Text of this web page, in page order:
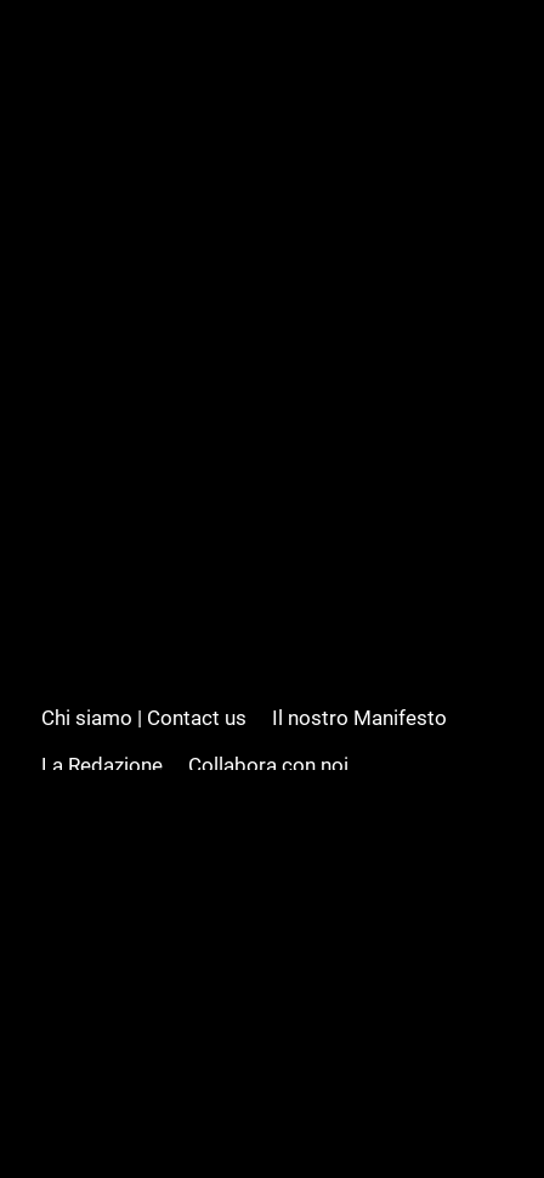
Chi siamo | Contact us
Il nostro Manifesto
La Redazione
Collabora con noi